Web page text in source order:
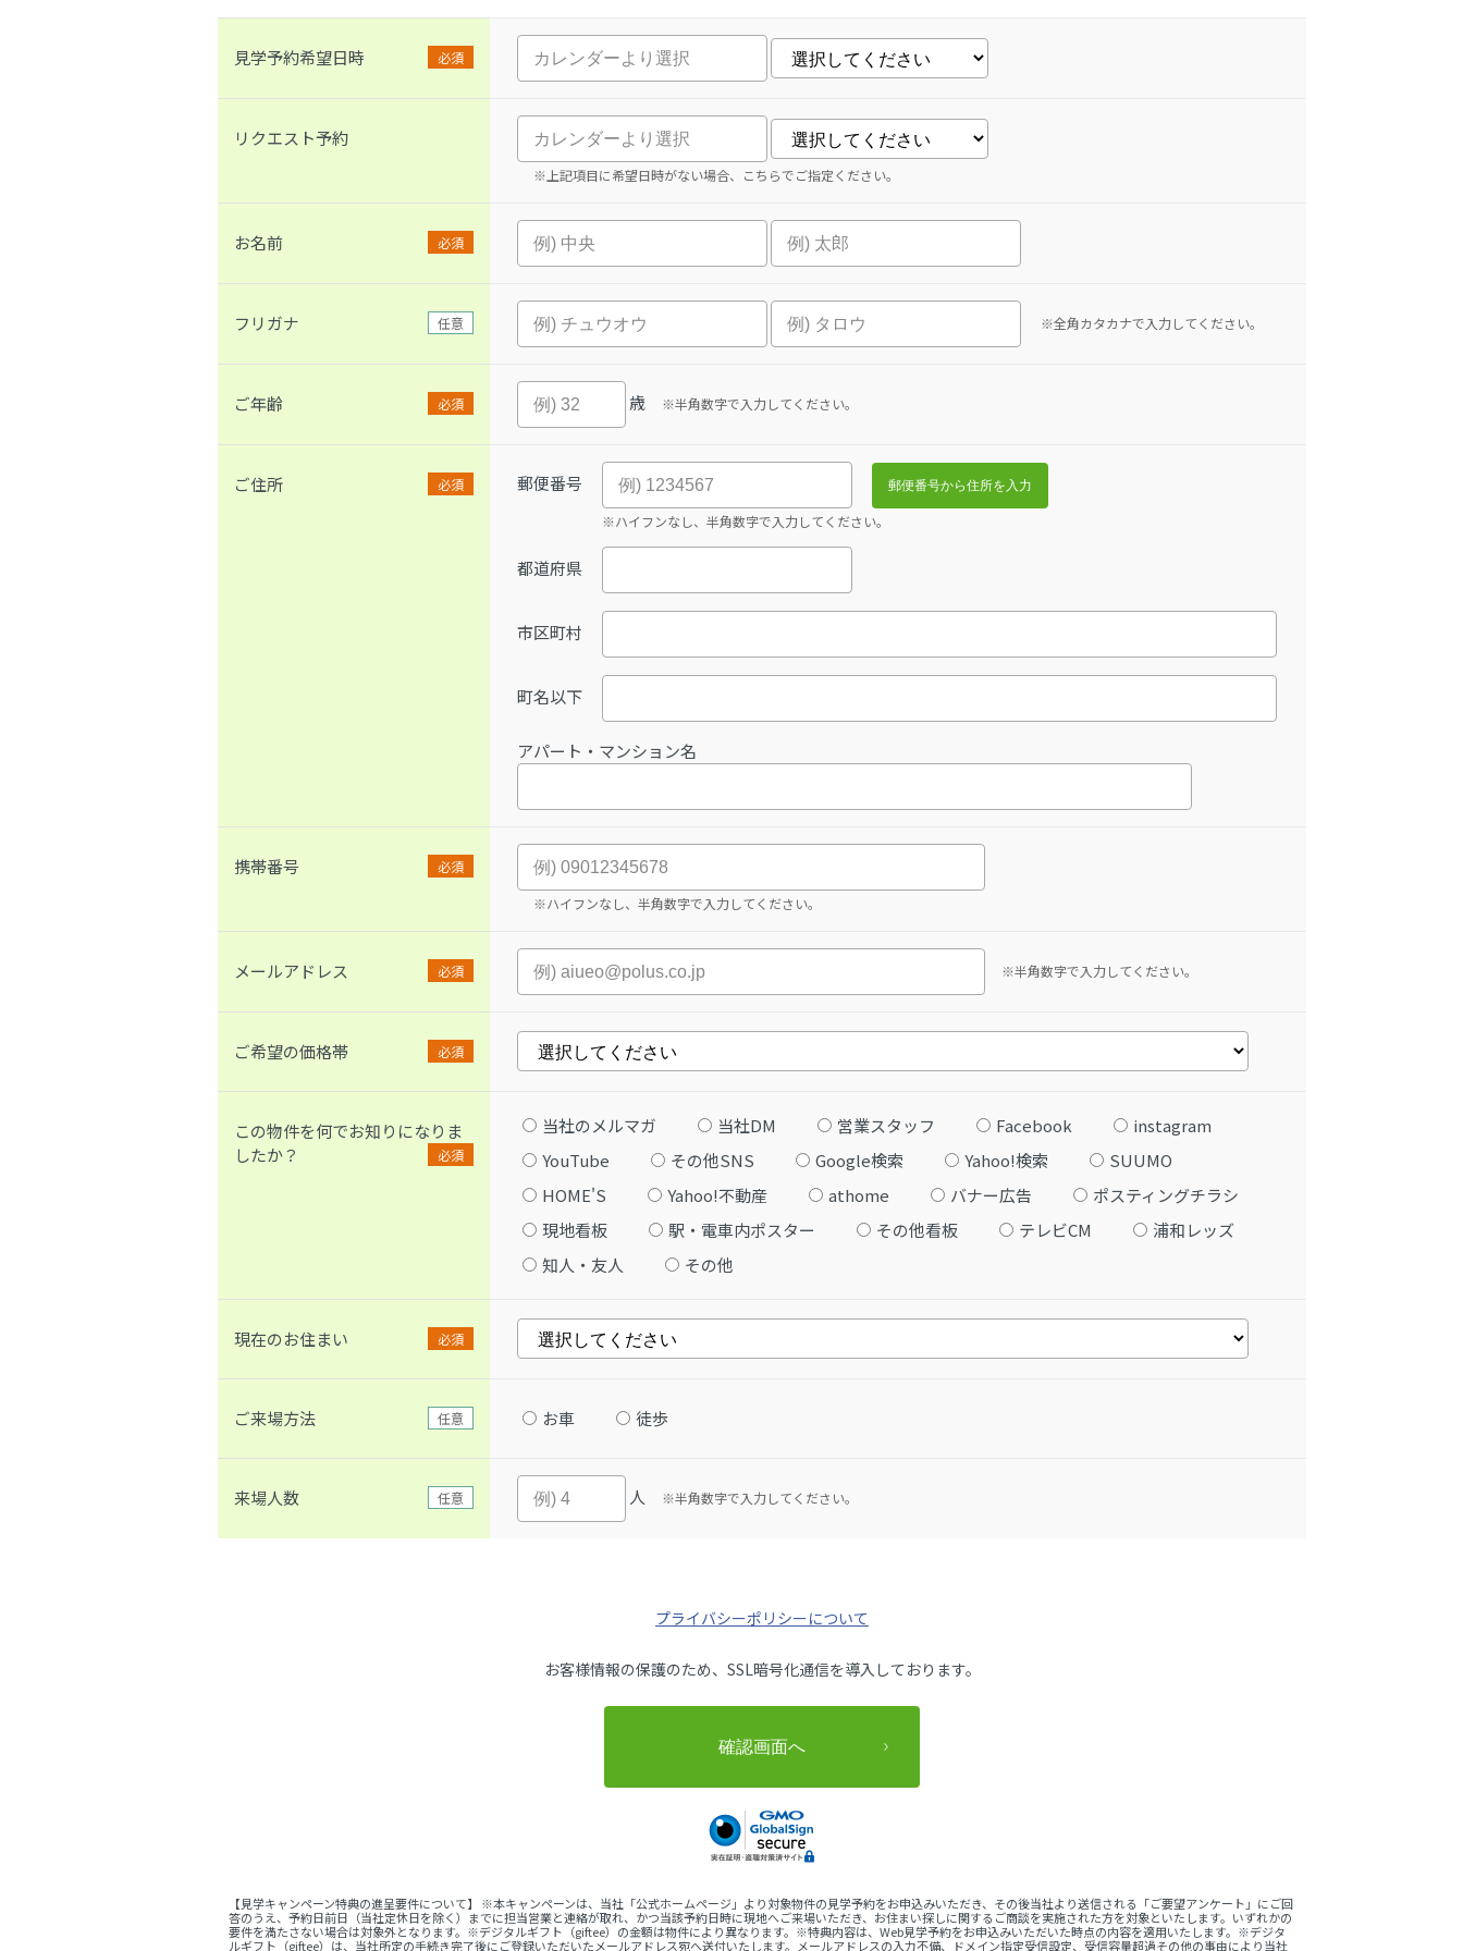
見学予約希望日時 必須
リクエスト予約
※上記項目に希望日時がない場合、こちらでご指定ください。
お名前 必須
フリガナ 任意 ※全角カタカナで入力してください。
ご年齢 必須 歳 ※半角数字で入力してください。
ご住所 必須 郵便番号
※ハイフンなし、半角数字で入力してください。
都道府県
市区町村
町名以下
アパート・マンション名
携帯番号
必須
※ハイフンなし、半角数字で入力してください。
メールアドレス 必須 ※半角数字で入力してください。
ご希望の価格帯 必須
この物件を何でお知りになりま
したか？
必須
当社のメルマガ 当社DM 営業スタッフ Facebook
instagram
YouTube
その他SNS Google検索 Yahoo!検索
SUUMO
HOME'S
Yahoo!不動産 athome バナー広告
ポスティングチラシ
現地看板
駅・電車内ポスター その他看板 テレビCM
浦和レッズ
知人・友人
その他
現在のお住まい 必須
ご来場方法 任意 お車 徒歩
来場人数 任意 人 ※半角数字で入力してください。
プライバシーポリシーについて
お客様情報の保護のため、SSL暗号化通信を導入しております。
【見学キャンペーン特典の進呈要件について】 ※本キャンペーンは、当社「公式ホームページ」より対象物件の見学予約をお申込みいただき、その後当社より送信される「ご要望アンケート」にご回
答のうえ、予約日前日（当社定休日を除く）までに担当営業と連絡が取れ、かつ当該予約日時に現地へご来場いただき、お住まい探しに関するご商談を実施された方を対象といたします。いずれかの
要件を満たさない場合は対象外となります。※デジタルギフト（giftee）の金額は物件により異なります。※特典内容は、Web見学予約をお申込みいただいた時点の内容を適用いたします。※デジタ
ルギフト（giftee）は、当社所定の手続き完了後にご登録いただいたメールアドレス宛へ送付いたします。メールアドレスの入力不備、ドメイン指定受信設定、受信容量超過その他の事由により当社